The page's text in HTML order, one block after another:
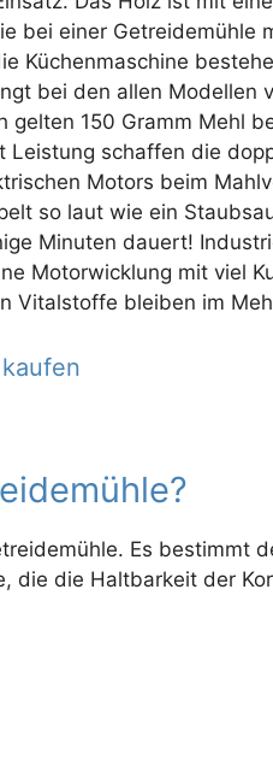
bei einer Getreidemühle
Küchenmaschine
bei den allen Modellen
gelten 150 Gramm Mehl
schaffen die
Motors beim
so laut wie ein
Minuten dauert!
Motorwicklung mit viel
Vitalstoffe bleiben im
Es bestimmt
die die Haltbarkeit der